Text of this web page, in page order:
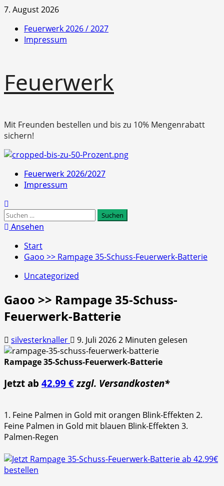
Zum
springen
7. August 2026
Feuerwerk 2026 / 2027
Impressum
Feuerwerk
Mit Freunden bestellen und bis zu 10% Mengenrabatt
sichern!
Primäres
Menü
Feuerwerk 2026/2027
Impressum
Suchen
nach:
Ansehen
Start
Gaoo >> Rampage 35-Schuss-Feuerwerk-Batterie
Uncategorized
Gaoo >> Rampage 35-Schuss-
Feuerwerk-Batterie
silvesterknaller 9. Juli 20262 Minuten gelesen
Rampage 35-Schuss-Feuerwerk-Batterie
Jetzt ab 42.99 € zzgl. Versandkosten*
1. Feine Palmen in Gold mit orangen Blink-Effekten 2.
Feine Palmen in Gold mit blauen Blink-Effekten 3.
Palmen-Regen